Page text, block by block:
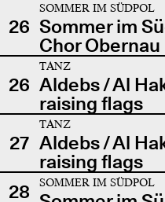
26
SOMMER IM SÜDPOL
Sommer im
Chor Obernau
26
TANZ
Aldebs / Al
raising flags
27
TANZ
Aldebs / Al
raising flags
28
SOMMER IM SÜDPOL